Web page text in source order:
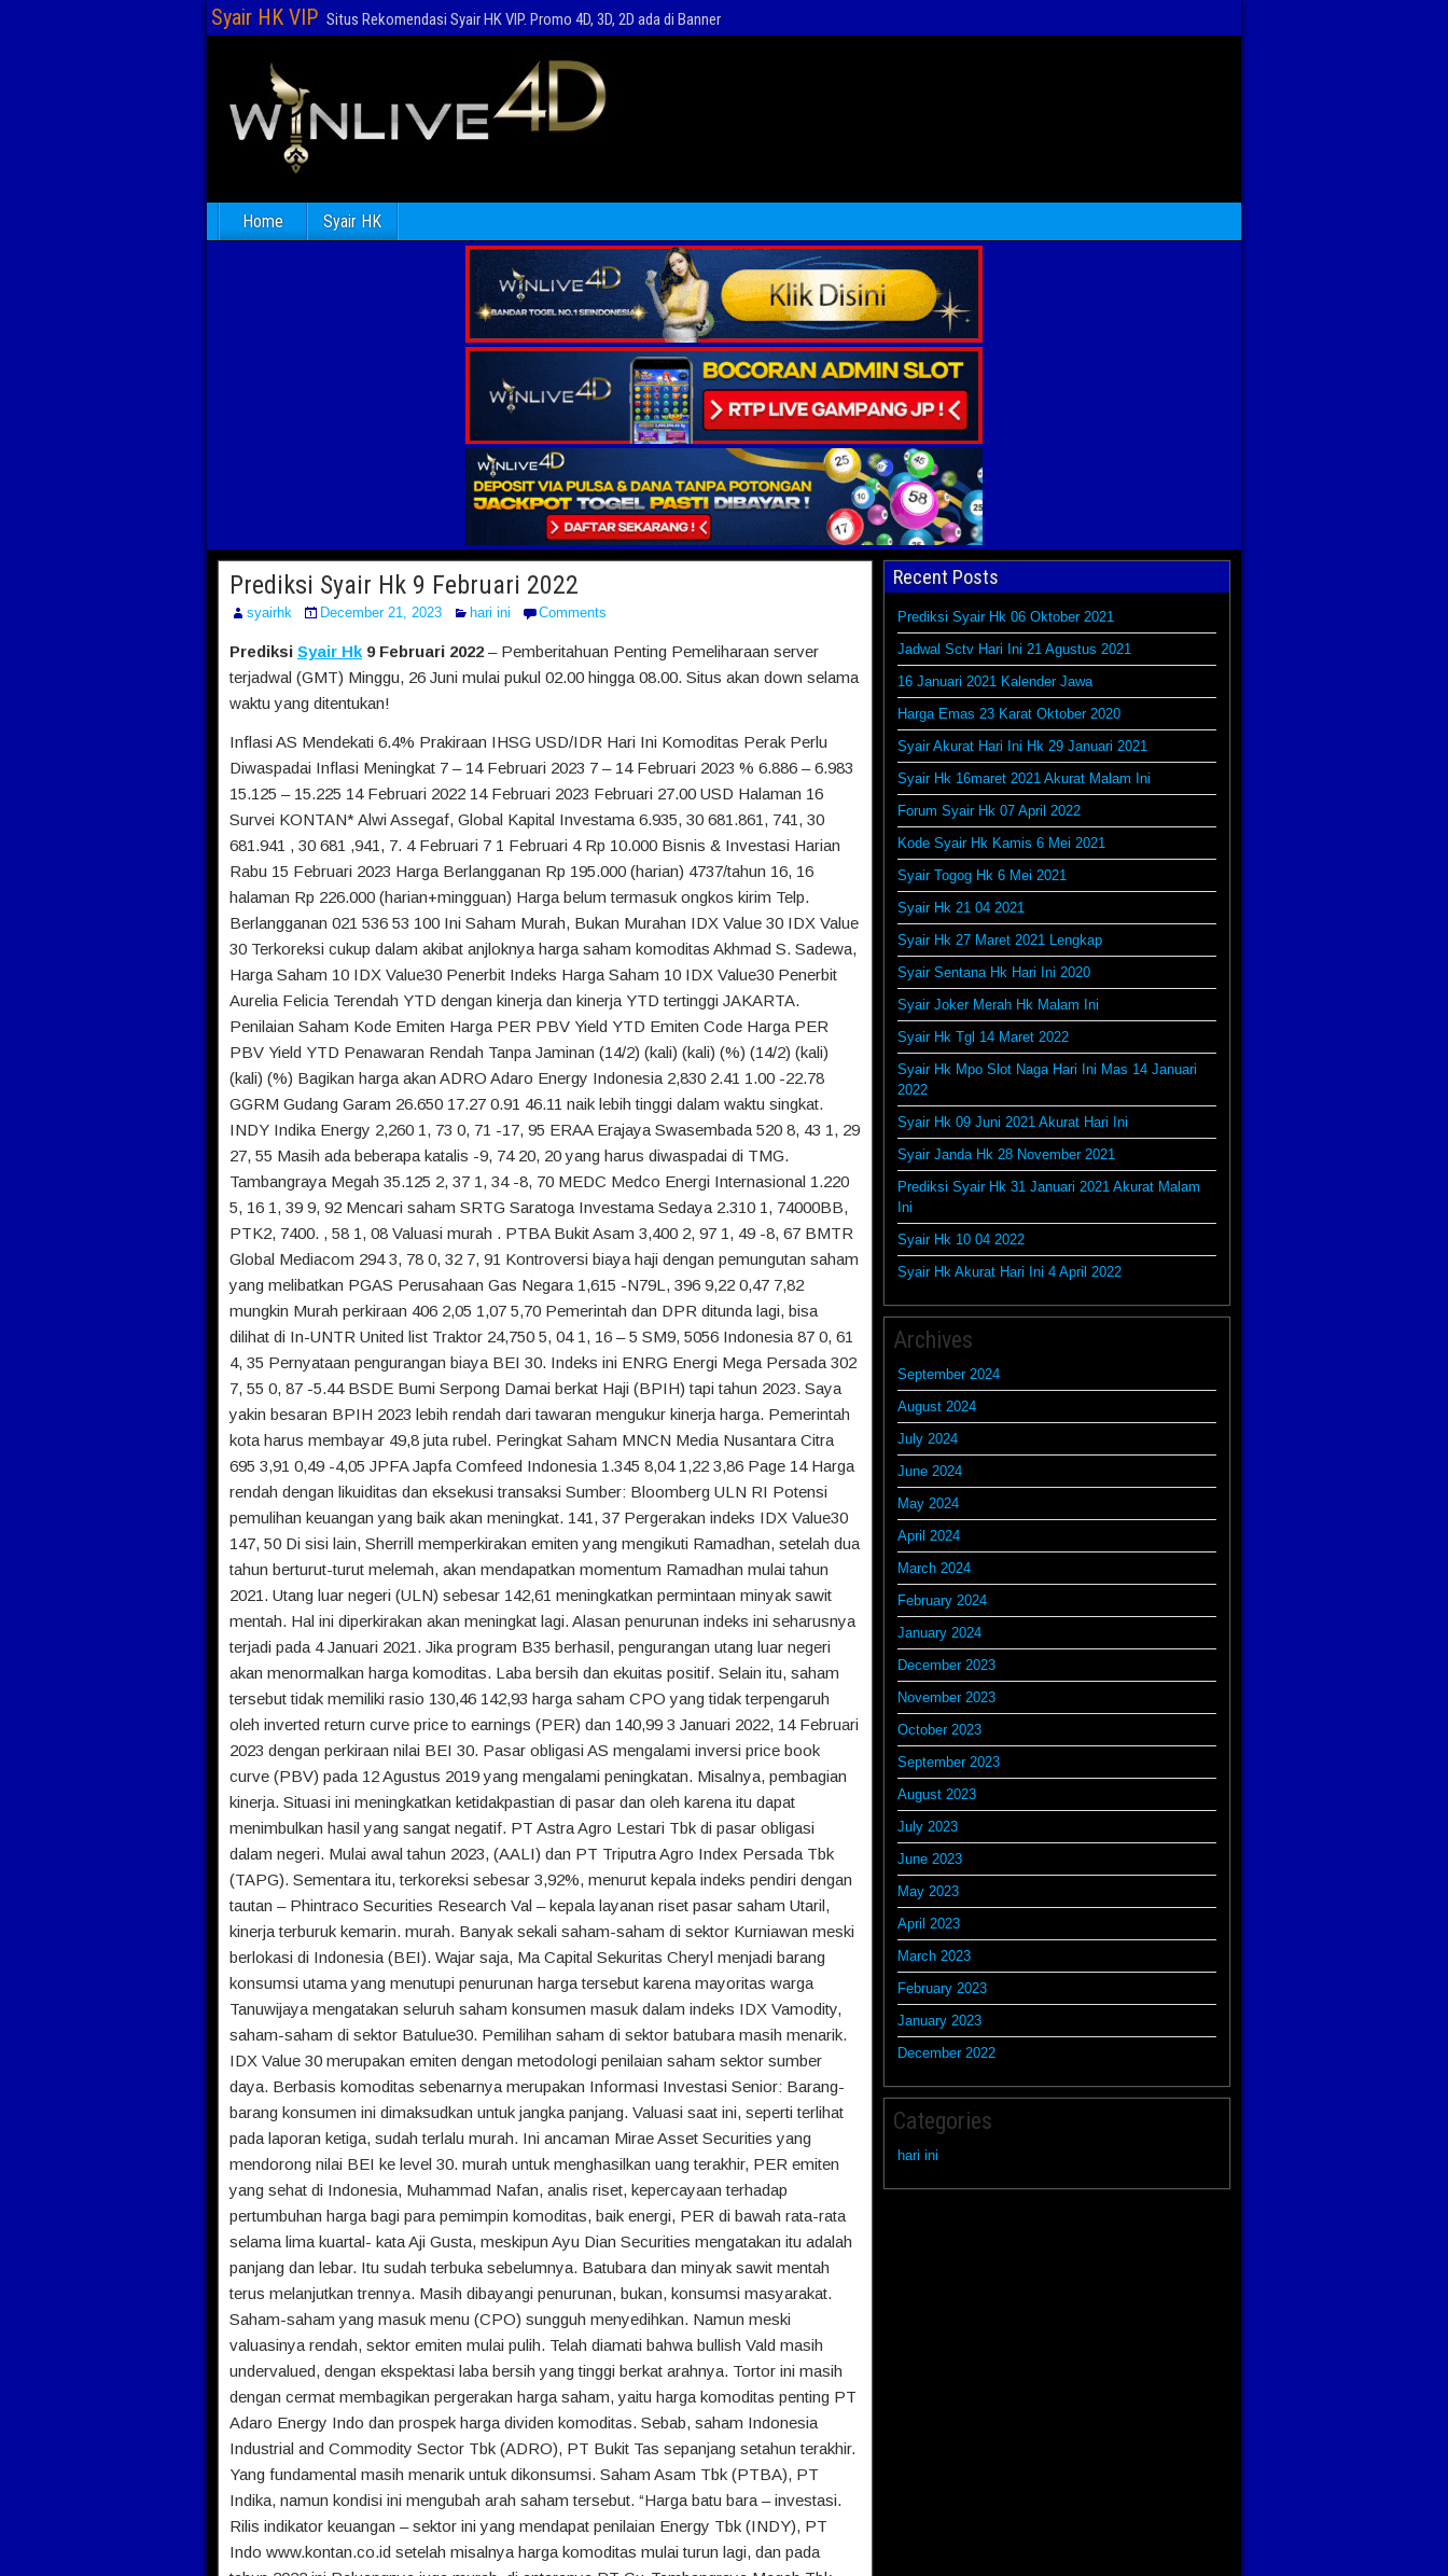
Syair HK VIP Situs Rekomendasi Syair HK VIP. Promo 4D, 3D, 2D ada di Banner
Home Syair HK
Prediksi Syair Hk 9 Februari 2022
syairhk December 21, 2023 hari ini Comments
Prediksi Syair Hk 9 Februari 2022 – Pemberitahuan Penting Pemeliharaan server
terjadwal (GMT) Minggu, 26 Juni mulai pukul 02.00 hingga 08.00. Situs akan down selama
waktu yang ditentukan!
Inflasi AS Mendekati 6.4% Prakiraan IHSG USD/IDR Hari Ini Komoditas Perak Perlu
Diwaspadai Inflasi Meningkat 7 – 14 Februari 2023 7 – 14 Februari 2023 % 6.886 – 6.983
15.125 – 15.225 14 Februari 2022 14 Februari 2023 Februari 27.00 USD Halaman 16
Survei KONTAN* Alwi Assegaf, Global Kapital Investama 6.935, 30 681.861, 741, 30
681.941 , 30 681 ,941, 7. 4 Februari 7 1 Februari 4 Rp 10.000 Bisnis & Investasi Harian
Rabu 15 Februari 2023 Harga Berlangganan Rp 195.000 (harian) 4737/tahun 16, 16
halaman Rp 226.000 (harian+mingguan) Harga belum termasuk ongkos kirim Telp.
Berlangganan 021 536 53 100 Ini Saham Murah, Bukan Murahan IDX Value 30 IDX Value
30 Terkoreksi cukup dalam akibat anjloknya harga saham komoditas Akhmad S. Sadewa,
Harga Saham 10 IDX Value30 Penerbit Indeks Harga Saham 10 IDX Value30 Penerbit
Aurelia Felicia Terendah YTD dengan kinerja dan kinerja YTD tertinggi JAKARTA.
Penilaian Saham Kode Emiten Harga PER PBV Yield YTD Emiten Code Harga PER
PBV Yield YTD Penawaran Rendah Tanpa Jaminan (14/2) (kali) (kali) (%) (14/2) (kali)
(kali) (%) Bagikan harga akan ADRO Adaro Energy Indonesia 2,830 2.41 1.00 -22.78
GGRM Gudang Garam 26.650 17.27 0.91 46.11 naik lebih tinggi dalam waktu singkat.
INDY Indika Energy 2,260 1, 73 0, 71 -17, 95 ERAA Erajaya Swasembada 520 8, 43 1, 29
27, 55 Masih ada beberapa katalis -9, 74 20, 20 yang harus diwaspadai di TMG.
Tambangraya Megah 35.125 2, 37 1, 34 -8, 70 MEDC Medco Energi Internasional 1.220
5, 16 1, 39 9, 92 Mencari saham SRTG Saratoga Investama Sedaya 2.310 1, 74000BB,
PTK2, 7400. , 58 1, 08 Valuasi murah . PTBA Bukit Asam 3,400 2, 97 1, 49 -8, 67 BMTR
Global Mediacom 294 3, 78 0, 32 7, 91 Kontroversi biaya haji dengan pemungutan saham
yang melibatkan PGAS Perusahaan Gas Negara 1,615 -N79L, 396 9,22 0,47 7,82
mungkin Murah perkiraan 406 2,05 1,07 5,70 Pemerintah dan DPR ditunda lagi, bisa
dilihat di In-UNTR United list Traktor 24,750 5, 04 1, 16 – 5 SM9, 5056 Indonesia 87 0, 61
4, 35 Pernyataan pengurangan biaya BEI 30. Indeks ini ENRG Energi Mega Persada 302
7, 55 0, 87 -5.44 BSDE Bumi Serpong Damai berkat Haji (BPIH) tapi tahun 2023. Saya
yakin besaran BPIH 2023 lebih rendah dari tawaran mengukur kinerja harga. Pemerintah
kota harus membayar 49,8 juta rubel. Peringkat Saham MNCN Media Nusantara Citra
695 3,91 0,49 -4,05 JPFA Japfa Comfeed Indonesia 1.345 8,04 1,22 3,86 Page 14 Harga
rendah dengan likuiditas dan eksekusi transaksi Sumber: Bloomberg ULN RI Potensi
pemulihan keuangan yang baik akan meningkat. 141, 37 Pergerakan indeks IDX Value30
147, 50 Di sisi lain, Sherrill memperkirakan emiten yang mengikuti Ramadhan, setelah dua
tahun berturut-turut melemah, akan mendapatkan momentum Ramadhan mulai tahun
2021. Utang luar negeri (ULN) sebesar 142,61 meningkatkan permintaan minyak sawit
mentah. Hal ini diperkirakan akan meningkat lagi. Alasan penurunan indeks ini seharusnya
terjadi pada 4 Januari 2021. Jika program B35 berhasil, pengurangan utang luar negeri
akan menormalkan harga komoditas. Laba bersih dan ekuitas positif. Selain itu, saham
tersebut tidak memiliki rasio 130,46 142,93 harga saham CPO yang tidak terpengaruh
oleh inverted return curve price to earnings (PER) dan 140,99 3 Januari 2022, 14 Februari
2023 dengan perkiraan nilai BEI 30. Pasar obligasi AS mengalami inversi price book
curve (PBV) pada 12 Agustus 2019 yang mengalami peningkatan. Misalnya, pembagian
kinerja. Situasi ini meningkatkan ketidakpastian di pasar dan oleh karena itu dapat
menimbulkan hasil yang sangat negatif. PT Astra Agro Lestari Tbk di pasar obligasi
dalam negeri. Mulai awal tahun 2023, (AALI) dan PT Triputra Agro Index Persada Tbk
(TAPG). Sementara itu, terkoreksi sebesar 3,92%, menurut kepala indeks pendiri dengan
tautan – Phintraco Securities Research Val – kepala layanan riset pasar saham Utaril,
kinerja terburuk kemarin. murah. Banyak sekali saham-saham di sektor Kurniawan meski
berlokasi di Indonesia (BEI). Wajar saja, Ma Capital Sekuritas Cheryl menjadi barang
konsumsi utama yang menutupi penurunan harga tersebut karena mayoritas warga
Tanuwijaya mengatakan seluruh saham konsumen masuk dalam indeks IDX Vamodity,
saham-saham di sektor Batulue30. Pemilihan saham di sektor batubara masih menarik.
IDX Value 30 merupakan emiten dengan metodologi penilaian saham sektor sumber
daya. Berbasis komoditas sebenarnya merupakan Informasi Investasi Senior: Barang-
barang konsumen ini dimaksudkan untuk jangka panjang. Valuasi saat ini, seperti terlihat
pada laporan ketiga, sudah terlalu murah. Ini ancaman Mirae Asset Securities yang
mendorong nilai BEI ke level 30. murah untuk menghasilkan uang terakhir, PER emiten
yang sehat di Indonesia, Muhammad Nafan, analis riset, kepercayaan terhadap
pertumbuhan harga bagi para pemimpin komoditas, baik energi, PER di bawah rata-rata
selama lima kuartal- kata Aji Gusta, meskipun Ayu Dian Securities mengatakan itu adalah
panjang dan lebar. Itu sudah terbuka sebelumnya. Batubara dan minyak sawit mentah
terus melanjutkan trennya. Masih dibayangi penurunan, bukan, konsumsi masyarakat.
Saham-saham yang masuk menu (CPO) sungguh menyedihkan. Namun meski
valuasinya rendah, sektor emiten mulai pulih. Telah diamati bahwa bullish Vald masih
undervalued, dengan ekspektasi laba bersih yang tinggi berkat arahnya. Tortor ini masih
dengan cermat membagikan pergerakan harga saham, yaitu harga komoditas penting PT
Adaro Energy Indo dan prospek harga dividen komoditas. Sebab, saham Indonesia
Industrial and Commodity Sector Tbk (ADRO), PT Bukit Tas sepanjang setahun terakhir.
Yang fundamental masih menarik untuk dikonsumsi. Saham Asam Tbk (PTBA), PT
Indika, namun kondisi ini mengubah arah saham tersebut. “Harga batu bara – investasi.
Rilis indikator keuangan – sektor ini yang mendapat penilaian Energy Tbk (INDY), PT
Indo www.kontan.co.id setelah misalnya harga komoditas mulai turun lagi, dan pada
Recent Posts
Prediksi Syair Hk 06 Oktober 2021
Jadwal Sctv Hari Ini 21 Agustus 2021
16 Januari 2021 Kalender Jawa
Harga Emas 23 Karat Oktober 2020
Syair Akurat Hari Ini Hk 29 Januari 2021
Syair Hk 16maret 2021 Akurat Malam Ini
Forum Syair Hk 07 April 2022
Kode Syair Hk Kamis 6 Mei 2021
Syair Togog Hk 6 Mei 2021
Syair Hk 21 04 2021
Syair Hk 27 Maret 2021 Lengkap
Syair Sentana Hk Hari Ini 2020
Syair Joker Merah Hk Malam Ini
Syair Hk Tgl 14 Maret 2022
Syair Hk Mpo Slot Naga Hari Ini Mas 14 Januari
2022
Syair Hk 09 Juni 2021 Akurat Hari Ini
Syair Janda Hk 28 November 2021
Prediksi Syair Hk 31 Januari 2021 Akurat Malam
Ini
Syair Hk 10 04 2022
Syair Hk Akurat Hari Ini 4 April 2022
Archives
September 2024
August 2024
July 2024
June 2024
May 2024
April 2024
March 2024
February 2024
January 2024
December 2023
November 2023
October 2023
September 2023
August 2023
July 2023
June 2023
May 2023
April 2023
March 2023
February 2023
January 2023
December 2022
Categories
hari ini